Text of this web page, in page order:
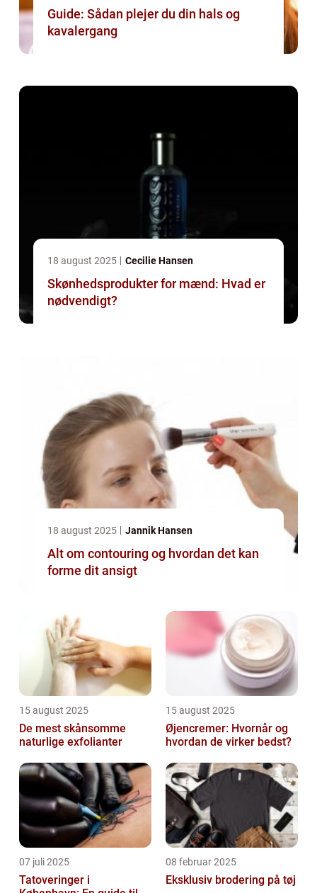
Guide: Sådan plejer du din hals og
kavalergang
18 august 2025 Cecilie Hansen
Skønhedsprodukter for mænd: Hvad er
nødvendigt?
18 august 2025 Jannik Hansen
Alt om contouring og hvordan det kan
forme dit ansigt
15 august 2025
De mest skånsomme
naturlige exfolianter
15 august 2025
Øjencremer: Hvornår og
hvordan de virker bedst?
07 juli 2025
Tatoveringer i
08 februar 2025
Eksklusiv brodering på tøj